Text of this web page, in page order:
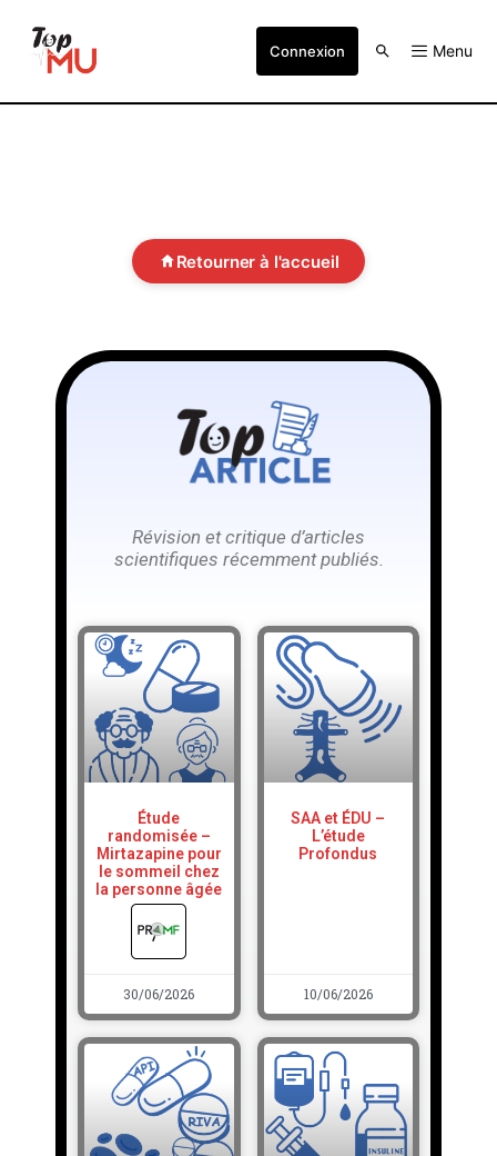
Connexion Menu
Retourner à l'accueil
Révision et critique d’articles
scientifiques récemment publiés.
Étude
randomisée –
Mirtazapine pour
le sommeil chez
la personne âgée
30/06/2026
SAA et ÉDU –
L’étude
Profondus
10/06/2026